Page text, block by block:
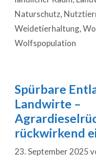
Naturschutz,
Weidetierhaltung,
Wolfspopulation
Spürbare
Landwirte –
rückwirkend
23. September 2025